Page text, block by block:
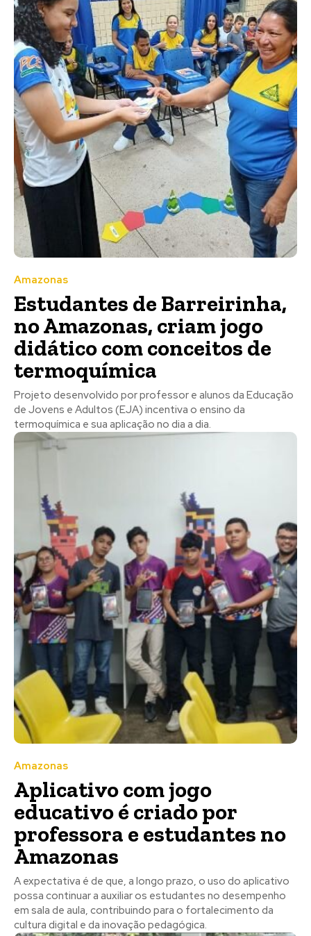
Amazonas
Estudantes de Barreirinha,
no Amazonas, criam jogo
didático com conceitos de
termoquímica
Projeto desenvolvido por professor e alunos da Educação
de Jovens e Adultos (EJA) incentiva o ensino da
termoquímica e sua aplicação no dia a dia.
Amazonas
Aplicativo com jogo
educativo é criado por
professora e estudantes no
Amazonas
A expectativa é de que, a longo prazo, o uso do aplicativo
possa continuar a auxiliar os estudantes no desempenho
em sala de aula, contribuindo para o fortalecimento da
cultura digital e da inovação pedagógica.